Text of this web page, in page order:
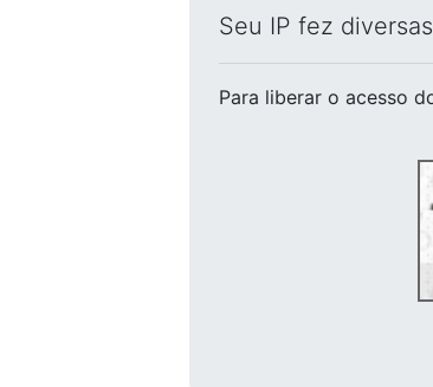
Seu IP fez
Para liberar o acesso